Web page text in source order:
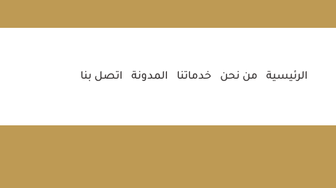
الرئيسية من نحن خدماتنا المدونة اتصل بنا